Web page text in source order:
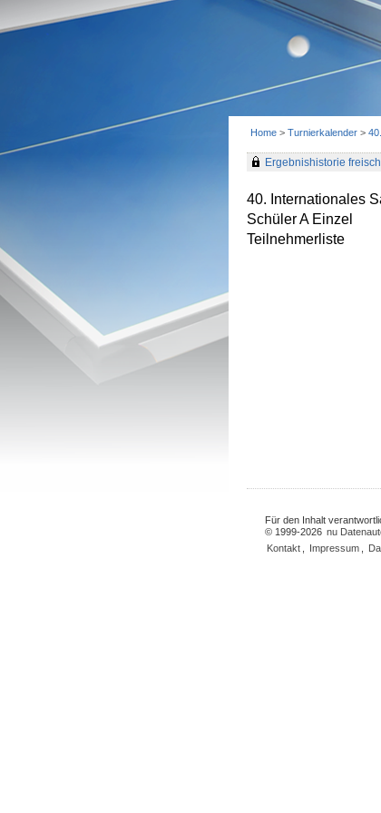
Home > Turnierkalender >
Ergebnishistorie
40. Internationales
Schüler A Einzel
Teilnehmerliste
Für den Inhalt
© 1999-2026 nu
Kontakt
Impressum